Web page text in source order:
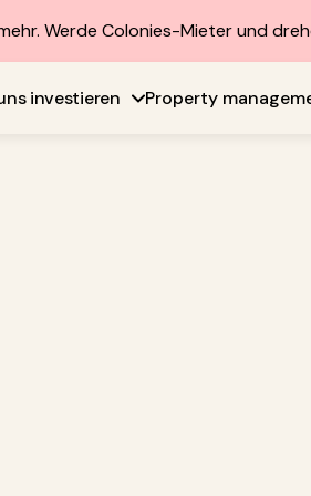
Werde Colonies-Mieter und
investieren Property